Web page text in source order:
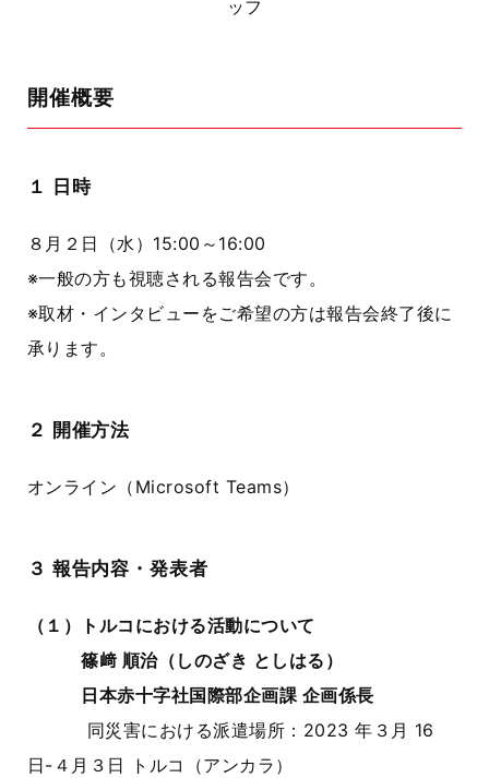
ッフ
開催概要
１ 日時
８月２日（水）15:00～16:00
※一般の方も視聴される報告会です。
※取材・インタビューをご希望の方は報告会終了後に
承ります。
２ 開催方法
オンライン（Microsoft Teams）
３ 報告内容・発表者
（１）トルコにおける活動について
篠﨑 順治（しのざき としはる）
日本赤十字社国際部企画課 企画係長
同災害における派遣場所：2023 年３月 16
日-４月３日 トルコ（アンカラ）